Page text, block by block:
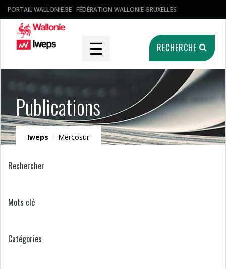
PORTAIL WALLONIE.BE FÉDÉRATION WALLONIE-BRUXELLES
☰ RECHERCHE
Publications
Iweps / Mercosur
Rechercher
Mots clé
Catégories